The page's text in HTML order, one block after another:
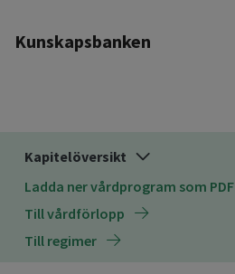
Kunskapsbanken
Kapitelöversikt
Ladda ner vårdprogram som PDF
Till vårdförlopp
Till regimer